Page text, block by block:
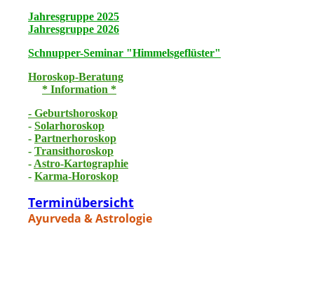
Jahresgruppe 2025
Jahresgruppe 2026
Schnupper-Seminar "Himmelsgeflüster"
Horoskop-Beratung
* Information *
- Geburtshoroskop
- Solarhoroskop
- Partnerhoroskop
- Transithoroskop
- Astro-Kartographie
- Karma-Horoskop
Terminübersicht
Ayurveda & Astrologie